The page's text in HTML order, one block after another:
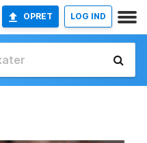
OPRET LOG IND